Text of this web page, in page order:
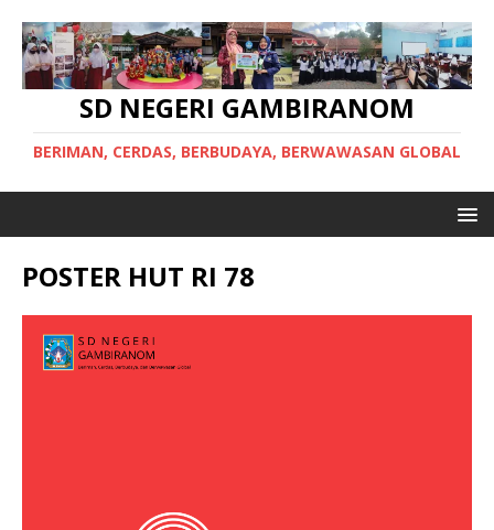
SD NEGERI GAMBIRANOM
BERIMAN, CERDAS, BERBUDAYA, BERWAWASAN GLOBAL
POSTER HUT RI 78